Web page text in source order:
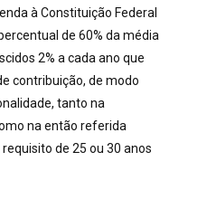
à Constituição Federal
de 60% da média
2% a cada ano que
contribuição, de modo
tanto na
na então referida
de 25 ou 30 anos